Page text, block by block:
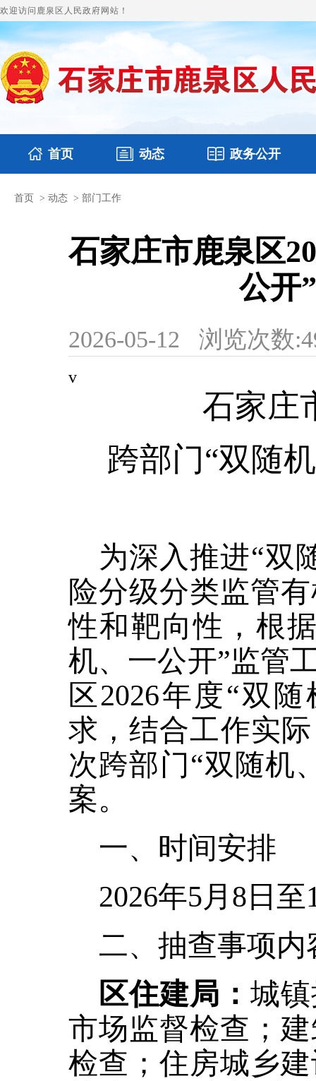
欢迎访问鹿泉区人民政府网站！
首页 动态
国务要闻
政务公开
本区文件
首页 > 动态 > 部门工作
石家庄市鹿泉区
公开
2026-05-12 浏览次数:
v
石家庄
跨部门“双随
为深入推进“双
险分级分类监管
性和靶向性，根
机、一公开”监管
区2026年度“双
求，结合工作实
次跨部门“双随机
案。
一、时间安排
2026年5月 8 日至
二、抽查事项内
区住建局：城
市场监督检查；
检查；住房城乡